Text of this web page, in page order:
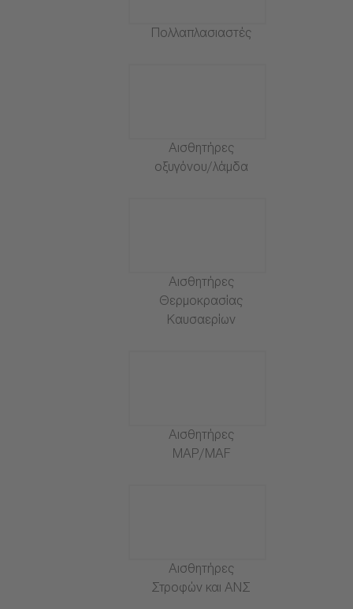
Πολλαπλασιαστές
Αισθητήρες
οξυγόνου/λάμδα
Αισθητήρες
Θερμοκρασίας
Καυσαερίων
Αισθητήρες
MAP/MAF
Αισθητήρες
Στροφών και ΑΝΣ